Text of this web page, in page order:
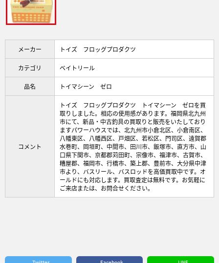
メーカー トイズ フロッグプロダクツ
カテゴリ ベイトリール
品名 トイマシーン ゼロ
コメント
トイズ フロッグプロダクツ トイマシーン ゼロを買
取りしました。相応の使用感があります。福岡県北九州
市にて、新品・中古釣具の買取りと販売をいたしており
ますパワーハウスでは、北九州市小倉北区、小倉南区、
八幡東区、八幡西区、戸畑区、若松区、門司区、遠賀郡
水巻町、岡垣町、中間市、田川市、飯塚市、直方市、山
口県下関市、京都郡苅田町、宗像市、福津市、古賀市、
糟屋郡、福岡市、行橋市、築上郡、豊前市、大分県中津
市より、バスリール、バスロッドを高価買取中です。オ
ールドにも対応します。買取査定は無料です。お気軽に
ご来店または、お問合せください。